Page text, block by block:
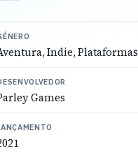
Indie, Plataformas
Games